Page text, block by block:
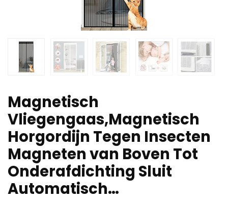
Magnetisch
Vliegengaas,Magnetisch
Horgordijn Tegen Insecten
Magneten van Boven Tot
Onderafdichting Sluit
Automatisch…